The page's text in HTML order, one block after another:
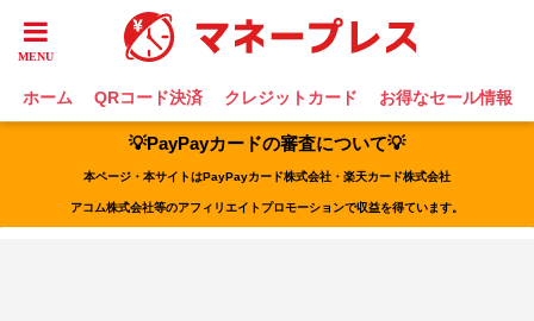
ホーム QRコード決済 クレジットカード お得なセール情報
💡PayPayカードの審査について💡
本ページ・本サイトはPayPayカード株式会社・楽天カード株式会社
アコム株式会社等のアフィリエイトプロモーションで収益を得ています。